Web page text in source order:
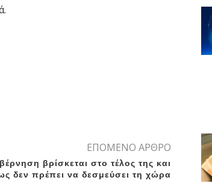
ΕΠΟΜΕΝΟ ΑΡΘΡΟ
βρίσκεται στο τέλος της και
δεν πρέπει να δεσμεύσει τη χώρα